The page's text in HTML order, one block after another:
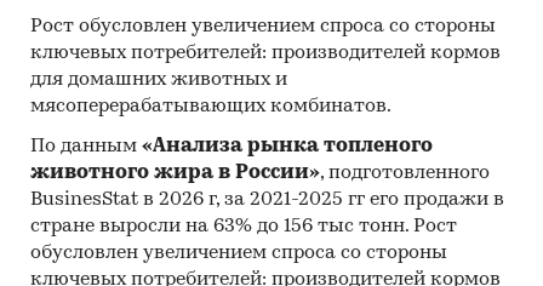
актуальный месяц к предыдущему месяцу,
2002-2025
Инфляция на товар в ФО в сравнении с
общей инфляцией за год. Данные за
актуальный месяц к предыдущему году,
2002-2025
Цены на товар в регионах ФО. Указаны
регионы с максимальной и минимальной
ценой в актуальный период, а также
Рост обусловлен увеличением спроса со стороны
ключевых потребителей: производителей кормов
для домашних животных и
мясоперерабатывающих комбинатов.
По данным «Анализа рынка топленого
животного жира в России», подготовленного
BusinesStat в 2026 г, за 2021-2025 гг его продажи в
стране выросли на 63% до 156 тыс тонн. Рост
обусловлен увеличением спроса со стороны
ключевых потребителей: производителей кормов